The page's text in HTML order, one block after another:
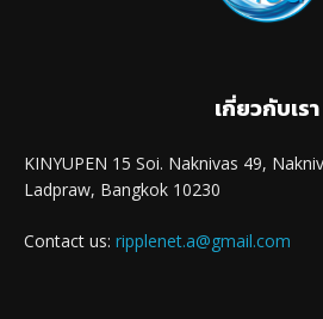
เกี่ยวกับเรา
KINYUPEN 15 Soi. Naknivas 49,
Ladpraw, Bangkok 10230
Contact us: ripplenet.a@gmail.com